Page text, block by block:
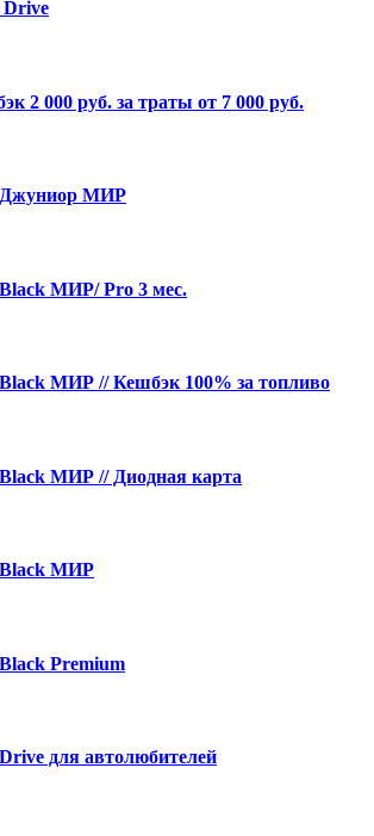
Drive
2 000 руб. за траты от 7 000 руб.
Джуниор МИР
Black МИР/ Pro 3 мес.
Black МИР // Кешбэк 100% за топливо
Black МИР // Диодная карта
Black МИР
Premium
для автолюбителей